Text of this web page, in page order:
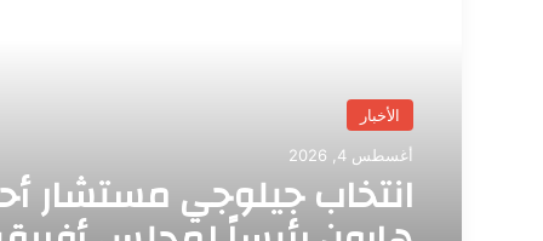
الأخبار
أغسطس 4, 2026
انتخاب جيلوجي مستشار